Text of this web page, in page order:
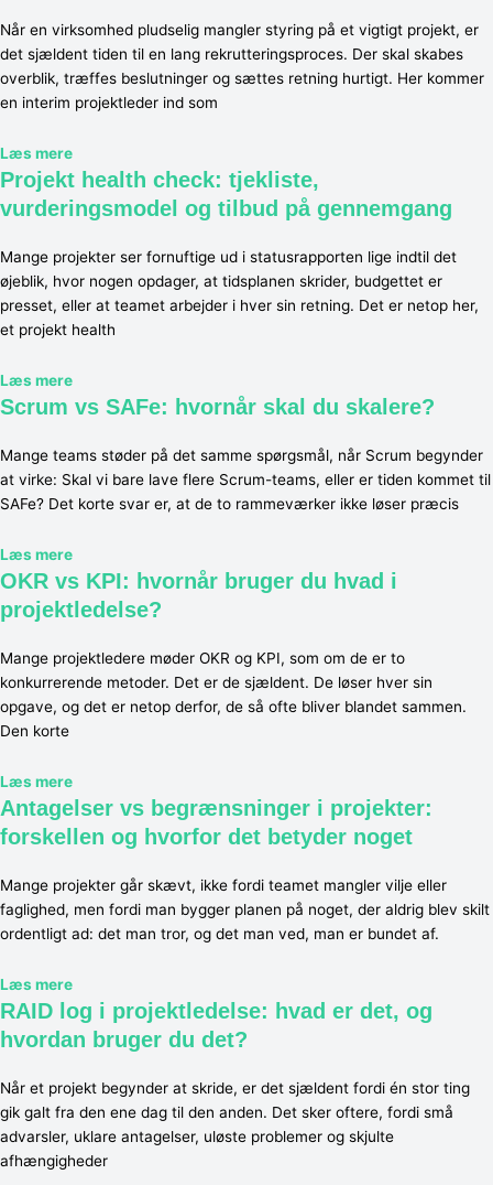
Når en virksomhed pludselig mangler styring på et vigtigt projekt, er
det sjældent tiden til en lang rekrutteringsproces. Der skal skabes
overblik, træffes beslutninger og sættes retning hurtigt. Her kommer
en interim projektleder ind som
Læs mere
Projekt health check: tjekliste,
vurderingsmodel og tilbud på gennemgang
Mange projekter ser fornuftige ud i statusrapporten lige indtil det
øjeblik, hvor nogen opdager, at tidsplanen skrider, budgettet er
presset, eller at teamet arbejder i hver sin retning. Det er netop her,
et projekt health
Læs mere
Scrum vs SAFe: hvornår skal du skalere?
Mange teams støder på det samme spørgsmål, når Scrum begynder
at virke: Skal vi bare lave flere Scrum-teams, eller er tiden kommet til
SAFe? Det korte svar er, at de to rammeværker ikke løser præcis
Læs mere
OKR vs KPI: hvornår bruger du hvad i
projektledelse?
Mange projektledere møder OKR og KPI, som om de er to
konkurrerende metoder. Det er de sjældent. De løser hver sin
opgave, og det er netop derfor, de så ofte bliver blandet sammen.
Den korte
Læs mere
Antagelser vs begrænsninger i projekter:
forskellen og hvorfor det betyder noget
Mange projekter går skævt, ikke fordi teamet mangler vilje eller
faglighed, men fordi man bygger planen på noget, der aldrig blev skilt
ordentligt ad: det man tror, og det man ved, man er bundet af.
Læs mere
RAID log i projektledelse: hvad er det, og
hvordan bruger du det?
Når et projekt begynder at skride, er det sjældent fordi én stor ting
gik galt fra den ene dag til den anden. Det sker oftere, fordi små
advarsler, uklare antagelser, uløste problemer og skjulte
afhængigheder